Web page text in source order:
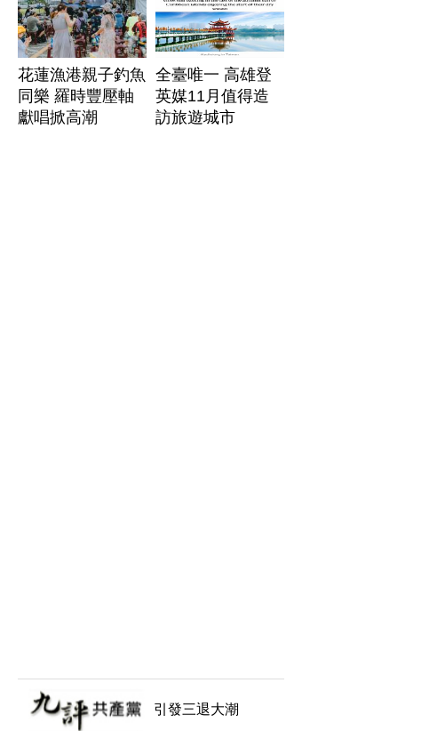
花蓮漁港親子釣魚
同樂 羅時豐壓軸
獻唱掀高潮
全臺唯一 高雄登
英媒11月值得造
訪旅遊城市
引發三退大潮